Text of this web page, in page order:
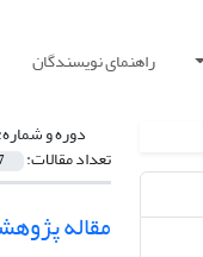
راهنمای نویسندگان
دوره و شماره:
تعداد مقالات:
مقاله